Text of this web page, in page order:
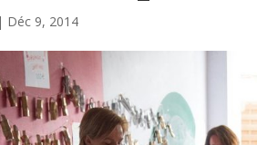
| Déc 9, 2014